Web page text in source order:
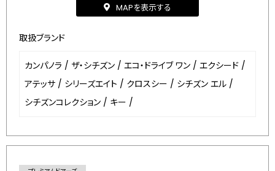
MAPを表示する
取扱ブランド
カンパノラ / ザ・シチズン / エコ・ドライブ ワン / エクシード /
アテッサ / シリーズエイト / クロスシー / シチズン エル /
シチズンコレクション / キー /